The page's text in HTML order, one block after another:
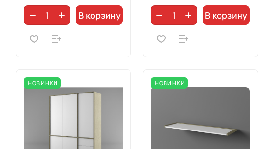
В корзину В корзину
НОВИНКИ НОВИНКИ